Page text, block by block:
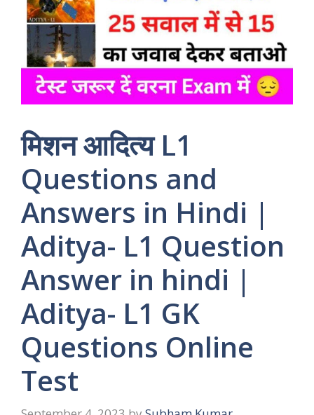
मिशन आदित्य L1
Questions and
Answers in Hindi |
Aditya- L1 Question
Answer in hindi |
Aditya- L1 GK
Questions Online
Test